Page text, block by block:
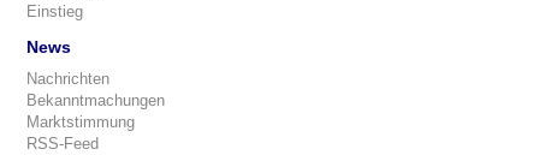
Einstieg
News
Nachrichten
Bekanntmachungen
Marktstimmung
RSS-Feed